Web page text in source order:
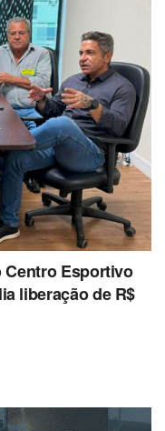
Esportivo
liberação de R$